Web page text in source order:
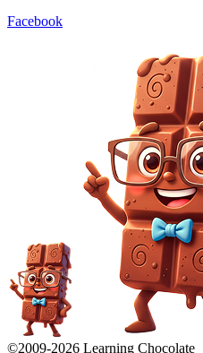
Facebook
©2009-2026 Learning Chocolate